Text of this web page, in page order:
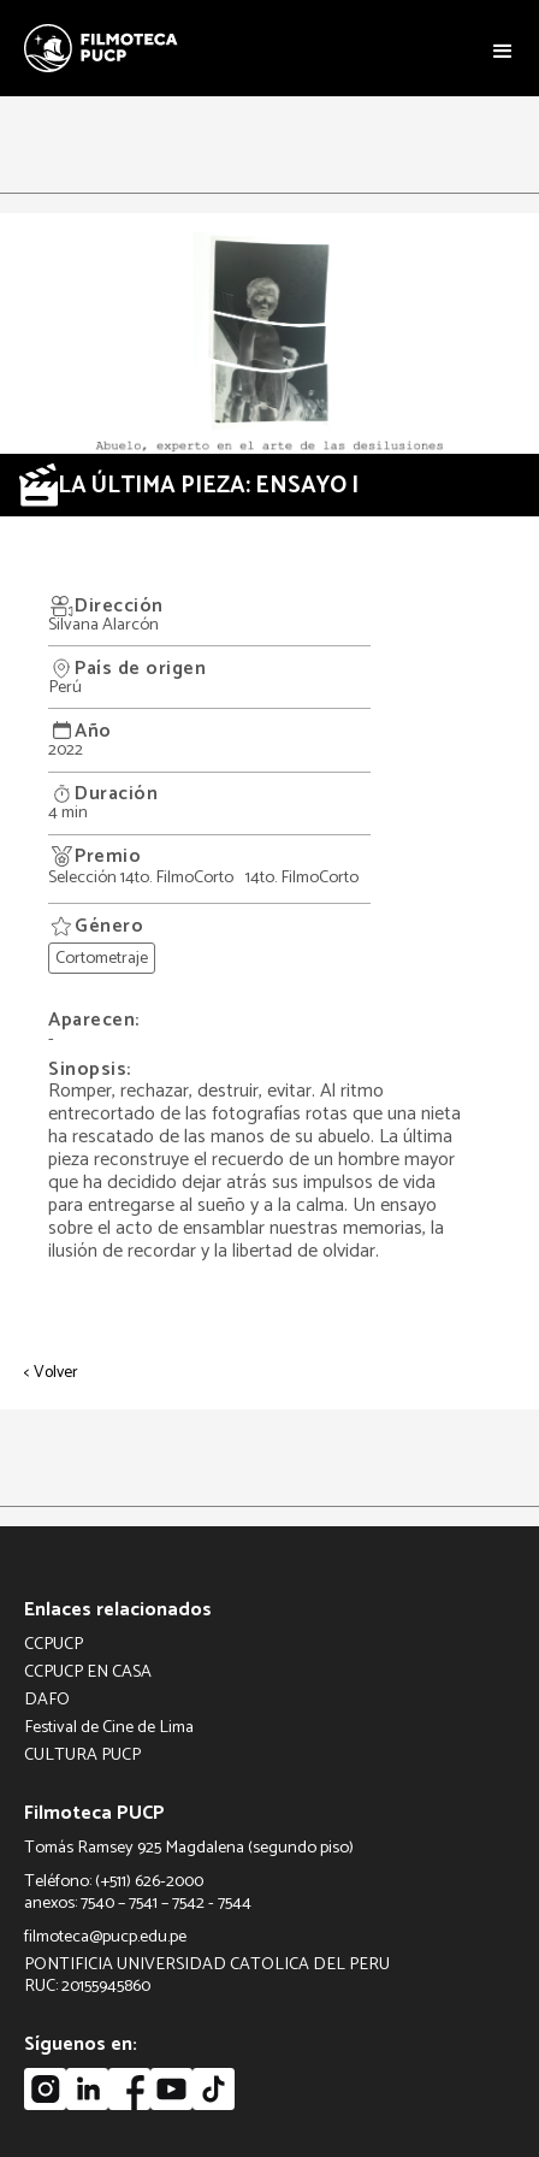
LA ÚLTIMA PIEZA: ENSAYO I
Dirección
Silvana Alarcón
País de origen
Perú
Año
2022
Duración
4 min
Premio
Selección 14to. FilmoCorto 14to. FilmoCorto
Género
Cortometraje
Aparecen:
-
Sinopsis:
Romper, rechazar, destruir, evitar. Al ritmo
entrecortado de las fotografías rotas que una nieta
ha rescatado de las manos de su abuelo. La última
pieza reconstruye el recuerdo de un hombre mayor
que ha decidido dejar atrás sus impulsos de vida
para entregarse al sueño y a la calma. Un ensayo
sobre el acto de ensamblar nuestras memorias, la
ilusión de recordar y la libertad de olvidar.
< Volver
Enlaces relacionados
CCPUCP
CCPUCP EN CASA
DAFO
Festival de Cine de Lima
CULTURA PUCP
Filmoteca PUCP
Tomás Ramsey 925 Magdalena (segundo piso)
Teléfono: (+511) 626-2000
anexos: 7540 – 7541 – 7542 - 7544
filmoteca@pucp.edu.pe
PONTIFICIA UNIVERSIDAD CATOLICA DEL PERU
RUC: 20155945860
Síguenos en: